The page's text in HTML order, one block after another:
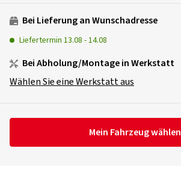
Bei Lieferung an Wunschadresse
Liefertermin 13.08 -14.08
Bei Abholung/Montage in Werkstatt
Wählen Sie eine Werkstatt aus
Mein Fahrzeug wählen